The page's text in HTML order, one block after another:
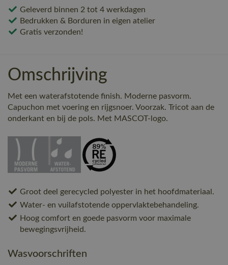
Geleverd binnen 2 tot 4 werkdagen
Bedrukken & Borduren in eigen atelier
Gratis verzonden!
Omschrijving
Met een waterafstotende finish. Moderne pasvorm.
Capuchon met voering en rijgsnoer. Voorzak. Tricot aan de
onderkant en bij de pols. Met MASCOT-logo.
Groot deel gerecycled polyester in het hoofdmateriaal.
Water- en vuilafstotende oppervlaktebehandeling.
Hoog comfort en goede pasvorm voor maximale
bewegingsvrijheid.
Wasvoorschriften